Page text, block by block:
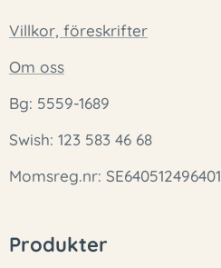
Villkor, föreskrifter
Om oss
Bg: 5559-1689
Swish: 123 583 46 68
Momsreg.nr: SE640512496401
Produkter